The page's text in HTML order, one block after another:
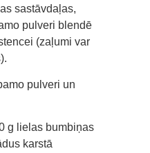
sastāvdaļas,
pulveri blendē
(zaļumi var
pulveri un
g lielas bumbiņas
karstā